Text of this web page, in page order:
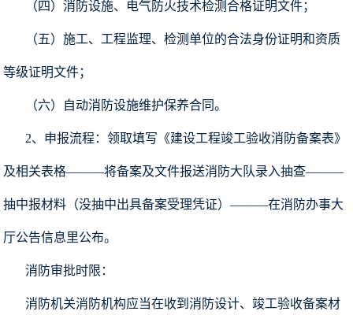
（四）消防设施、电气防火技术检测合格证明文件；
（五）施工、工程监理、检测单位的合法身份证明和资质
等级证明文件；
（六）自动消防设施维护保养合同。
2、申报流程：领取填写《建设工程竣工验收消防备案表》
及相关表格———将备案及文件报送消防大队录入抽查———
抽中报材料（没抽中出具备案受理凭证）———在消防办事大
厅公告信息里公布。
消防审批时限：
消防机关消防机构应当在收到消防设计、竣工验收备案材